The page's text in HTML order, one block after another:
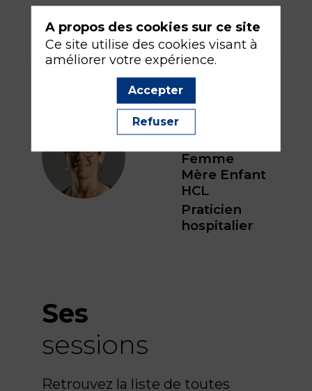
MDQ
Mathilde
DE
Femme
Mère Enfant
HCL
Praticien
hospitalier
Ses
sessions
Retrouvez la liste de toutes
A propos des cookies sur ce site
Ce site utilise des cookies visant à
améliorer votre expérience.
Accepter
Refuser